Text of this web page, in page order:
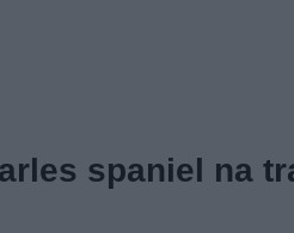
spaniel na